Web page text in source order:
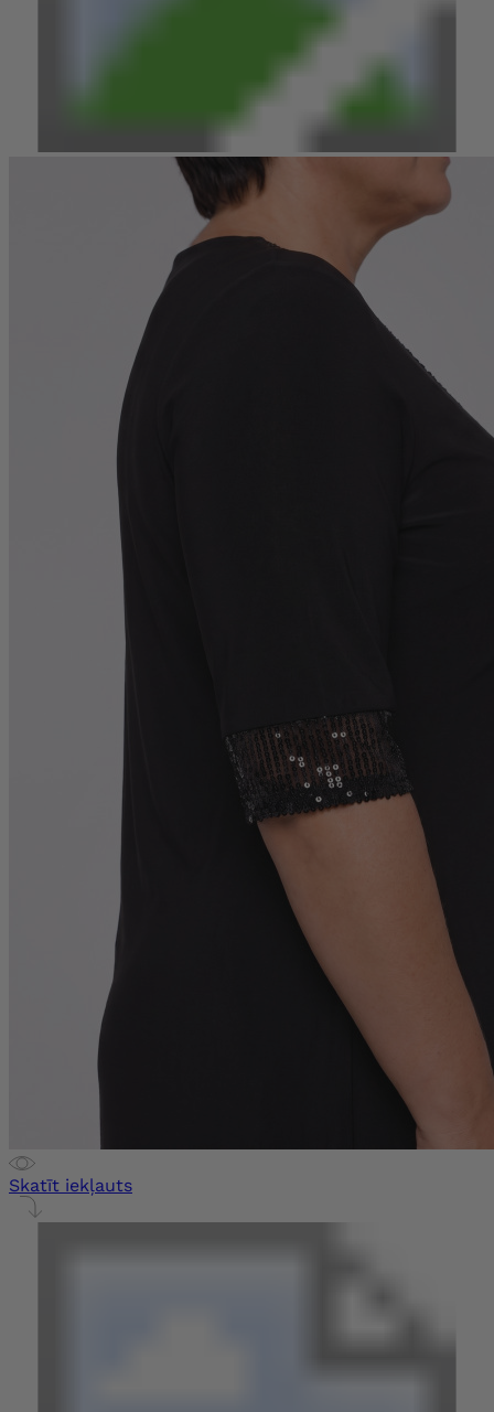
Skatīt iekļauts